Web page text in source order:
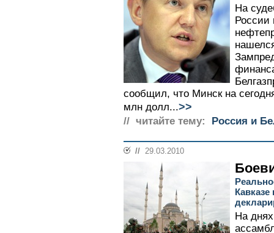
На
России
сообщил, что Минск на
млн долл...>>
// читайте тему: Россия и
// 29.03.2010
На